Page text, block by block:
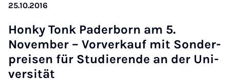
25.10.2016
Honky Tonk Pader­born am 5.
Novem­ber – Vorverkauf mit Son­der­
preis­en für Stud­i­er­ende an der Uni­
versität